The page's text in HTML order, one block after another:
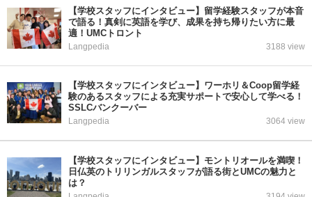
【学校スタッフにインタビュー】留学経験スタッフが本音
で語る！真剣に英語を学び、成果を持ち帰りたい方に最
適！UMCトロント
Langpedia 3188 view
【学校スタッフにインタビュー】ワーホリ＆Coop留学経
験のあるスタッフによる充実サポートで安心して学べる！
SSLCバンクーバー
Langpedia 3064 view
【学校スタッフにインタビュー】モントリオールを満喫！
日仏英のトリリンガルスタッフが語る街とUMCの魅力と
は？